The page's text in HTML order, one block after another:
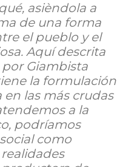
asièndola a
de una forma
el pueblo y el
Aquí descrita
Giambista
la formulación
en las más crudas
a la
podríamos
como